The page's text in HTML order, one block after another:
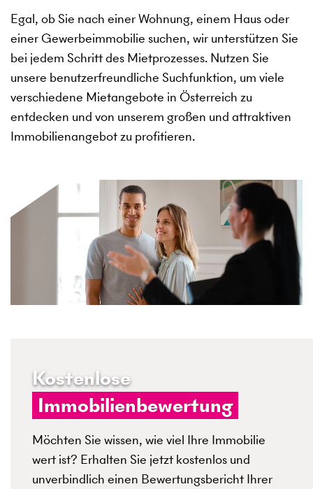
Egal, ob Sie nach einer Wohnung, einem Haus oder
einer Gewerbeimmobilie suchen, wir unterstützen Sie
bei jedem Schritt des Mietprozesses. Nutzen Sie
unsere benutzerfreundliche Suchfunktion, um viele
verschiedene Mietangebote in Österreich zu
entdecken und von unserem großen und attraktiven
Immobilienangebot zu profitieren.
Kostenlose
Immobilienbewertung
Möchten Sie wissen, wie viel Ihre Immobilie
wert ist? Erhalten Sie jetzt kostenlos und
unverbindlich einen Bewertungsbericht Ihrer